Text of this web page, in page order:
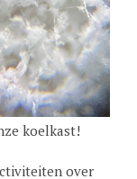
koelkast!
over